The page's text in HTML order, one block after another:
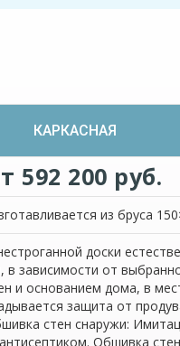
КАРКАСНАЯ
592 200 руб.
из бруса
доски
в зависимости от
и основанием дома, в
защита от
стен снаружи:
Обшивка